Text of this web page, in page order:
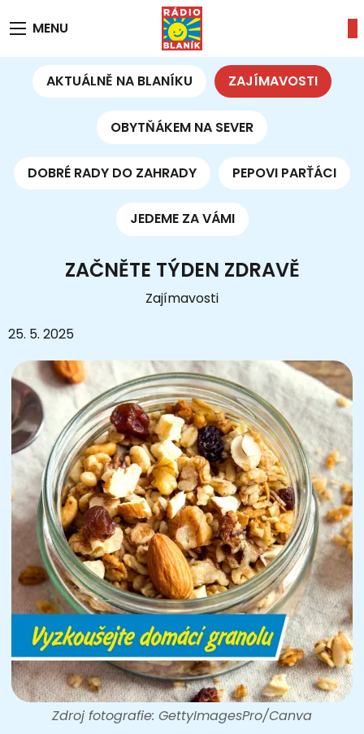
MENU
AKTUÁLNĚ NA BLANÍKU ZAJÍMAVOSTI
OBYTŇÁKEM NA SEVER
DOBRÉ RADY DO ZAHRADY PEPOVI PARŤÁCI
JEDEME ZA VÁMI
ZAČNĚTE TÝDEN ZDRAVĚ
Zajímavosti
25. 5. 2025
Zdroj fotografie: GettyImagesPro/Canva